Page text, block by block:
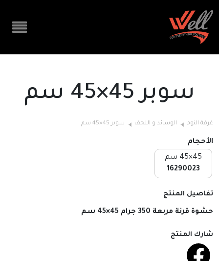
سوبر 45×45 سم
غرفة النوم الوسائد و اللحف سوبر 45×45 سم
الأحجام
45×45 سم
16290023
تفاصيل المنتج
حشوة قرنة مربعة 350 جرام 45×45 سم
شارك المنتج